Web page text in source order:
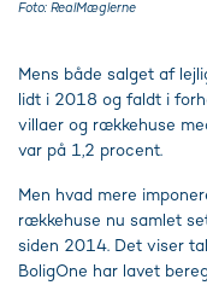
Foto: RealMæglerne
Mens både salget af
lidt i 2018 og faldt i
villaer og rækkehuse
var på 1,2 procent.
Men hvad mere
rækkehuse nu samlet
siden 2014. Det viser
BoligOne har lavet